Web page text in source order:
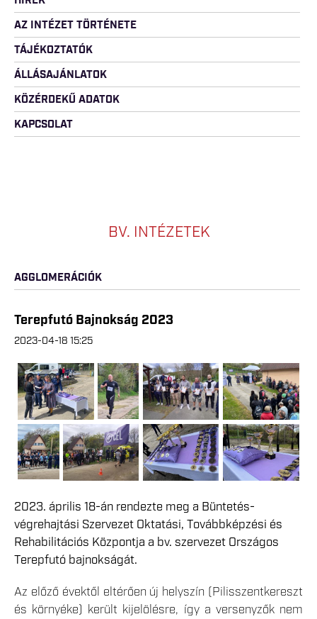
AZ INTÉZET TÖRTÉNETE
TÁJÉKOZTATÓK
ÁLLÁSAJÁNLATOK
KÖZÉRDEKŰ ADATOK
KAPCSOLAT
BV. INTÉZETEK
AGGLOMERÁCIÓK
Terepfutó Bajnokság 2023
2023-04-18 15:25
2023. április 18-án rendezte meg a Büntetés-
végrehajtási Szervezet Oktatási, Továbbképzési és
Rehabilitációs Központja a bv. szervezet Országos
Terepfutó bajnokságát.
Az előző évektől eltérően új helyszín (Pilisszentkereszt
és környéke) került kijelölésre, így a versenyzők nem